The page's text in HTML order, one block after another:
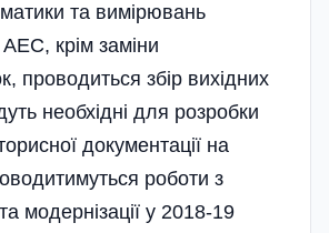
та вимірювань
крім заміни
проводиться збір вихідних
необхідні для розробки
документації на
роботи з
модернізації у 2018-19